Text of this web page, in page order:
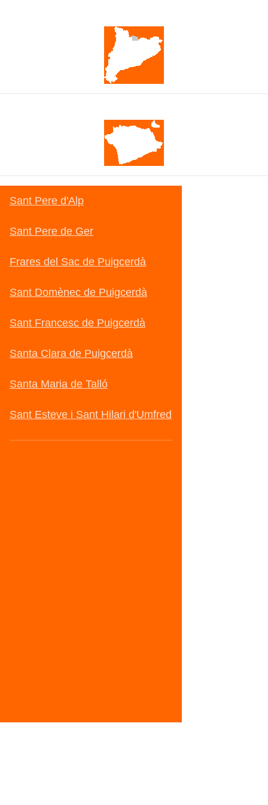
Sant Pere d'Alp
Sant Pere de Ger
Frares del Sac de Puigcerdà
Sant Domènec de Puigcerdà
Sant Francesc de Puigcerdà
Santa Clara de Puigcerdà
Santa Maria de Talló
Sant Esteve i Sant Hilari d'Umfred